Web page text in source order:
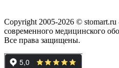
Copyright 2005-2026 ©
современного медицинского
Все права защищены.